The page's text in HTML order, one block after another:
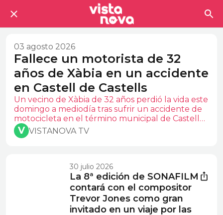
03 agosto 2026
Fallece un motorista de 32
años de Xàbia en un accidente
en Castell de Castells
Un vecino de Xàbia de 32 años perdió la vida este
domingo a mediodía tras sufrir un accidente de
motocicleta en el término municipal de Castell
de Castells. Hasta el lugar se desplazaron los
servicios sanitarios, que trataron de asistir al
no han trascendido las circunstancias en las que
se produjo el accidente. La víctima, muy
conocida en Xàbia, era aficionada a las rutas en
moto que solía realizar los domingos. En esta
ocasión, el trayecto terminó de la peor manera.
V VISTANOVA TV
30 julio 2026
La 8ª edición de SONAFILM
contará con el compositor
Trevor Jones como gran
invitado en un viaje por las